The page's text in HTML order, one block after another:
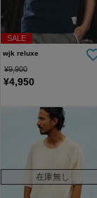
SALE
wjk reluxe
¥9,900
¥4,950
在庫無し